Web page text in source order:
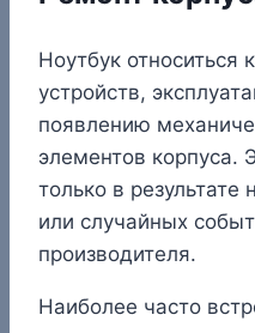
Ноутбук относиться
устройств,
появлению
элементов корпуса.
только в
или случайных
производителя.
Наиболее часто